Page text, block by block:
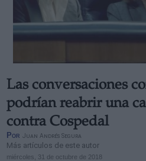
Las conversaciones
podrían reabrir una
contra Cospedal
Por Juan Andrés Segura
Más artículos de este autor
miércoles, 31 de octubre de 2018